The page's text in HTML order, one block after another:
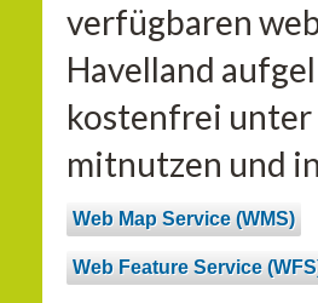
verfügbaren
Havelland
kostenfrei unter
mitnutzen und
Web Map Service (WMS)
Web Feature Service